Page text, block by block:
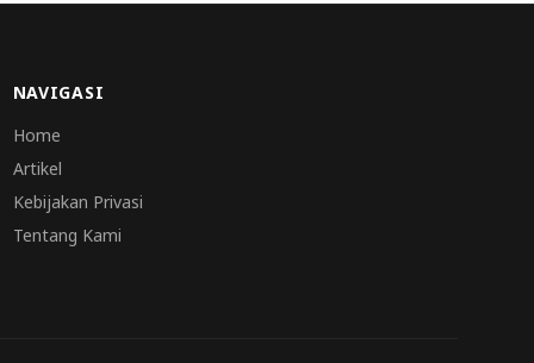
NAVIGASI
Home
Artikel
Kebijakan Privasi
Tentang Kami